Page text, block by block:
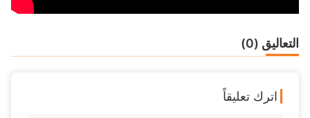
التعاليق (0)
اترك تعليقاً